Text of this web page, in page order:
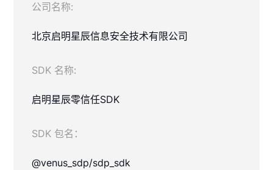
公司名称:
北京启明星辰信息安全技术有限公司
SDK 名称:
启明星辰零信任SDK
SDK 包名：
@venus_sdp/sdp_sdk